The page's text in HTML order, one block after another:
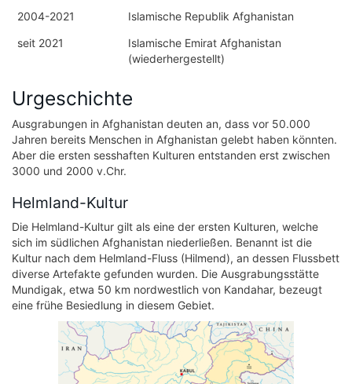
2004-2021
Islamische Republik Afghanistan
seit 2021
Islamische Emirat Afghanistan
(wiederhergestellt)
Urgeschichte
Ausgrabungen in Afghanistan deuten an, dass vor 50.000
Jahren bereits Menschen in Afghanistan gelebt haben könnten.
Aber die ersten sesshaften Kulturen entstanden erst zwischen
3000 und 2000 v.Chr.
Helmland-Kultur
Die Helmland-Kultur gilt als eine der ersten Kulturen, welche
sich im südlichen Afghanistan niederließen. Benannt ist die
Kultur nach dem Helmland-Fluss (Hilmend), an dessen Flussbett
diverse Artefakte gefunden wurden. Die Ausgrabungsstätte
Mundigak, etwa 50 km nordwestlich von Kandahar, bezeugt
eine frühe Besiedlung in diesem Gebiet.